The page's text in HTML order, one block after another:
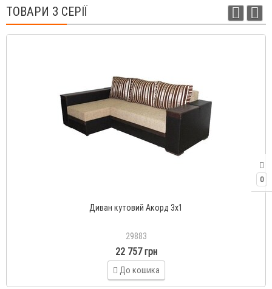
0
ТОВАРИ З СЕРІЇ
Диван кутовий Акорд 3х1
29883
22 757 грн
До кошика